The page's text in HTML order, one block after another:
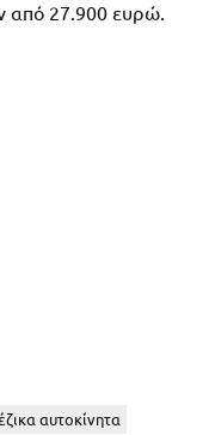
από 27.900 ευρώ.
αυτοκίνητα